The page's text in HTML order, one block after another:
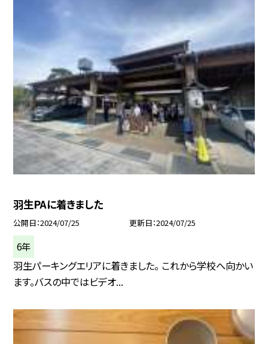
羽生PAに着きました
公開日 2024/07/25 更新日 2024/07/25
6年
羽生パーキングエリアに着きました。 これから学校へ向かい
ます。バスの中ではビデオ...